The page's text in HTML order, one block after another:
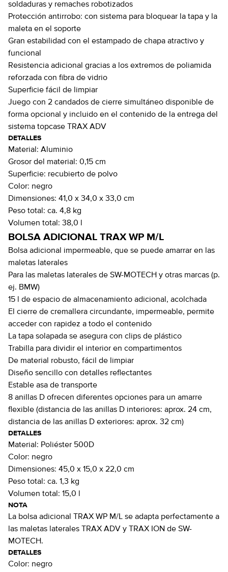
soldaduras y remaches robotizados
Protección antirrobo: con sistema para bloquear la tapa y la
maleta en el soporte
Gran estabilidad con el estampado de chapa atractivo y
funcional
Resistencia adicional gracias a los extremos de poliamida
reforzada con fibra de vidrio
Superficie fácil de limpiar
Juego con 2 candados de cierre simultáneo disponible de
forma opcional y incluido en el contenido de la entrega del
sistema topcase TRAX ADV
DETALLES
Material: Aluminio
Grosor del material: 0,15 cm
Superficie: recubierto de polvo
Color: negro
Dimensiones: 41,0 x 34,0 x 33,0 cm
Peso total: ca. 4,8 kg
Volumen total: 38,0 l
BOLSA ADICIONAL TRAX WP M/L
Bolsa adicional impermeable, que se puede amarrar en las
maletas laterales
Para las maletas laterales de SW-MOTECH y otras marcas (p.
ej. BMW)
15 l de espacio de almacenamiento adicional, acolchada
El cierre de cremallera circundante, impermeable, permite
acceder con rapidez a todo el contenido
La tapa solapada se asegura con clips de plástico
Trabilla para dividir el interior en compartimentos
De material robusto, fácil de limpiar
Diseño sencillo con detalles reflectantes
Estable asa de transporte
8 anillas D ofrecen diferentes opciones para un amarre
flexible (distancia de las anillas D interiores: aprox. 24 cm,
distancia de las anillas D exteriores: aprox. 32 cm)
DETALLES
Material: Poliéster 500D
Color: negro
Dimensiones: 45,0 x 15,0 x 22,0 cm
Peso total: ca. 1,3 kg
Volumen total: 15,0 l
NOTA
La bolsa adicional TRAX WP M/L se adapta perfectamente a
las maletas laterales TRAX ADV y TRAX ION de SW-
MOTECH.
DETALLES
Color: negro